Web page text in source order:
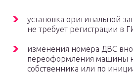
установка оригинальной
не требует регистрации в
изменения номера ДВС
переоформления машины
собственника или по